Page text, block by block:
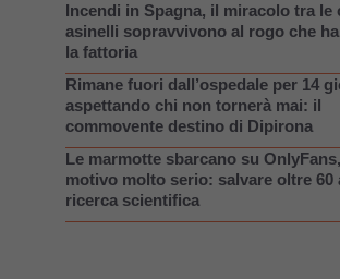
Incendi in Spagna, il miracolo tra le
asinelli sopravvivono al rogo che
la fattoria
Rimane fuori dall’ospedale per 14
aspettando chi non tornerà mai: il
commovente destino di Dipirona
Le marmotte sbarcano su OnlyFans,
motivo molto serio: salvare oltre 60
ricerca scientifica